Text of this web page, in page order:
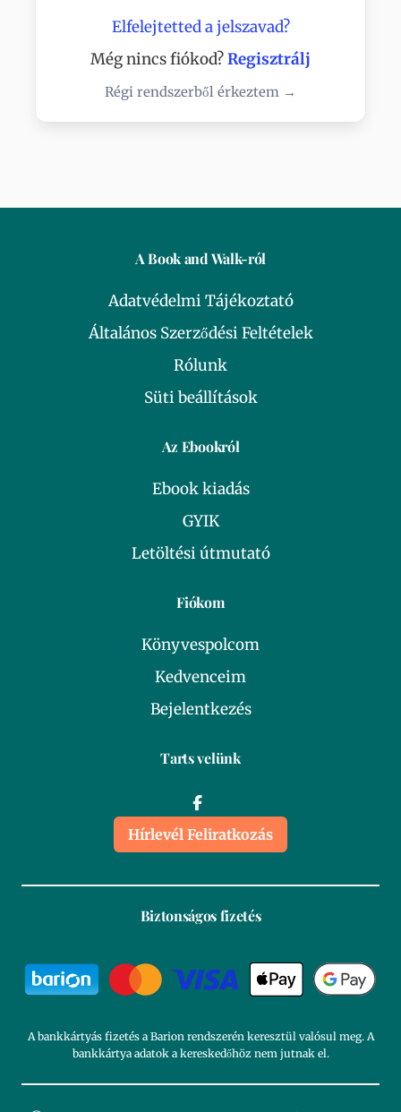
Elfelejtetted a jelszavad?
Még nincs fiókod?Regisztrálj
Régi rendszerből érkeztem →
A Book and Walk-ról
Adatvédelmi Tájékoztató
Általános Szerződési Feltételek
Rólunk
Süti beállítások
Az Ebookról
Ebook kiadás
GYIK
Letöltési útmutató
Fiókom
Könyvespolcom
Kedvenceim
Bejelentkezés
Tarts velünk
Hírlevél Feliratkozás
Biztonságos fizetés
A bankkártyás fizetés a Barion rendszerén keresztül valósul meg. A
bankkártya adatok a kereskedőhöz nem jutnak el.